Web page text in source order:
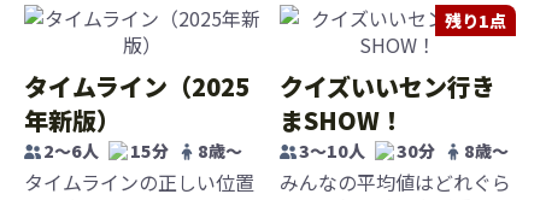
タイムライン（2025
年新版）
2〜6人 15分 8歳〜
タイムラインの正しい位置
残り1点
クイズいいセン行き
まSHOW！
3〜10人 30分 8歳〜
みんなの平均値はどれぐら